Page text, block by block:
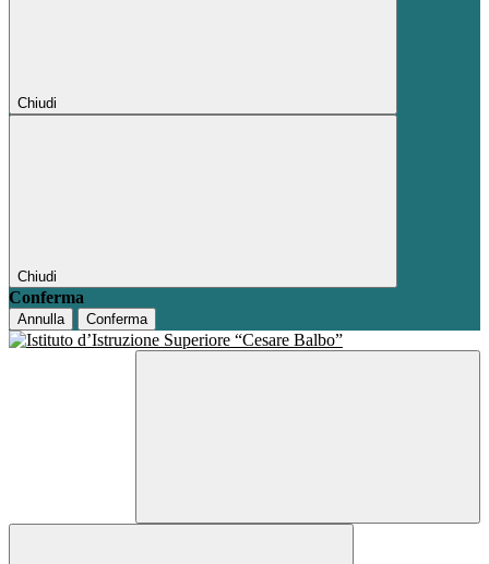
Chiudi
Chiudi
Conferma
Annulla Conferma